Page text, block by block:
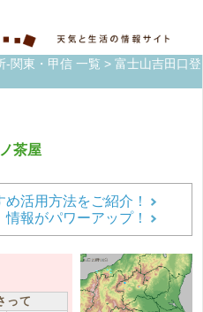
-関東・甲信 一覧 > 富士山吉田口登
茶屋
活用方法をご紹介！
報がパワーアップ！
って